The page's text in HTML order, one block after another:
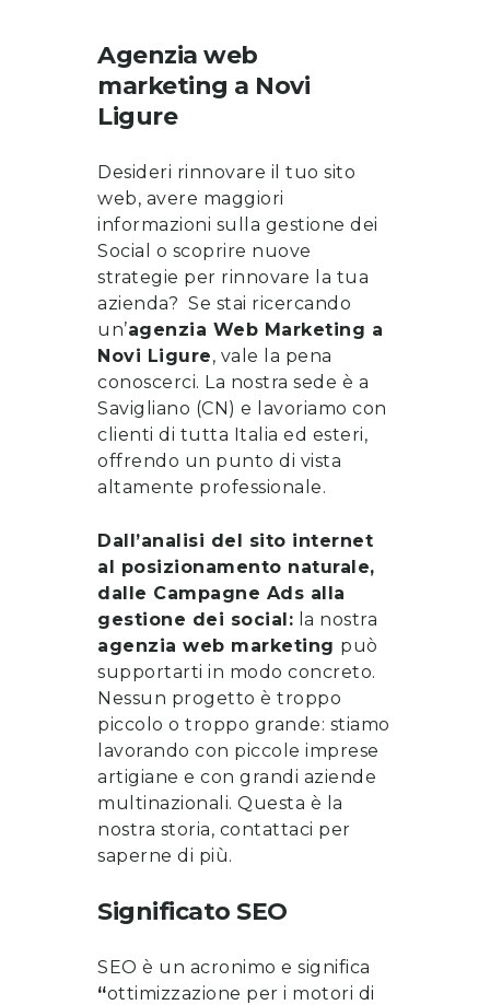
Agenzia web
marketing a Novi
Ligure
Desideri rinnovare il tuo sito
web, avere maggiori
informazioni sulla gestione dei
Social o scoprire nuove
strategie per rinnovare la tua
azienda? Se stai ricercando
un’agenzia Web Marketing a
Novi Ligure, vale la pena
conoscerci. La nostra sede è a
Savigliano (CN) e lavoriamo con
clienti di tutta Italia ed esteri,
offrendo un punto di vista
altamente professionale.
Dall’analisi del sito internet
al posizionamento naturale,
dalle Campagne Ads alla
gestione dei social: la nostra
agenzia web marketing può
supportarti in modo concreto.
Nessun progetto è troppo
piccolo o troppo grande: stiamo
lavorando con piccole imprese
artigiane e con grandi aziende
multinazionali. Questa è la
nostra storia, contattaci per
saperne di più.
Significato SEO
SEO è un acronimo e significa
“ottimizzazione per i motori di